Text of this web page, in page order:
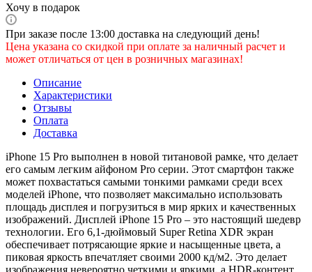
Хочу в подарок
При заказе после 13:00 доставка на следующий день!
Цена указана со скидкой при оплате за наличный расчет и
может отличаться от цен в розничных магазинах!
Описание
Характеристики
Отзывы
Оплата
Доставка
iPhone 15 Pro выполнен в новой титановой рамке, что делает
его самым легким айфоном Pro серии. Этот смартфон также
может похвастаться самыми тонкими рамками среди всех
моделей iPhone, что позволяет максимально использовать
площадь дисплея и погрузиться в мир ярких и качественных
изображений. Дисплей iPhone 15 Pro – это настоящий шедевр
технологии. Его 6,1-дюймовый Super Retina XDR экран
обеспечивает потрясающие яркие и насыщенные цвета, а
пиковая яркость впечатляет своими 2000 кд/м2. Это делает
изображения невероятно четкими и яркими, а HDR-контент